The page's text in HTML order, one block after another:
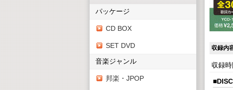
パッケージ
CD BOX
SET DVD
音楽ジャンル
邦楽・JPOP
収録内
収録